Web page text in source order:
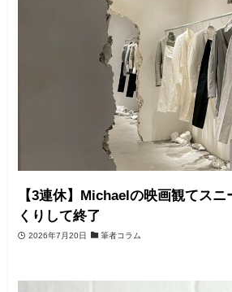
【3連休】Michaelの映画観てス
くりして終了
2026年7月20日 筆者コラム